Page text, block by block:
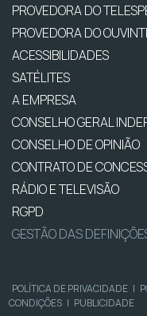
PROVEDORA DO
PROVEDORA DO
ACESSIBILIDADES
SATÉLITES
A EMPRESA
CONSELHO GERAL
CONSELHO DE OPINIÃO
CONTRATO DE
RÁDIO E TELEVISÃO
RGPD
GESTÃO DAS
POLÍTICA DE PRIVACIDADE |
CONDIÇÕES | PUBLICIDADE